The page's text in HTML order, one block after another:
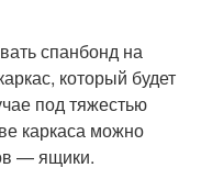
спанбонд на
который будет
под тяжестью
каркаса можно
— ящики.